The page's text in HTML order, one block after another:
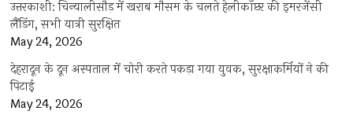
उत्तरकाशी: चिन्यालीसौड़ में खराब मौसम के चलते हेलीकॉप्टर की इमरजेंसी
लैंडिंग, सभी यात्री सुरक्षित
May 24, 2026
देहरादून के दून अस्पताल में चोरी करते पकड़ा गया युवक, सुरक्षाकर्मियों ने की
पिटाई
May 24, 2026